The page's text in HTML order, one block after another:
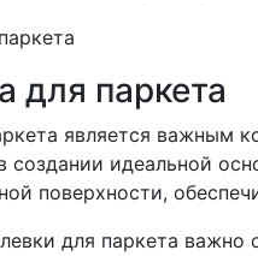
для паркета
является важным
идеальной
поверхности,
для паркета важно